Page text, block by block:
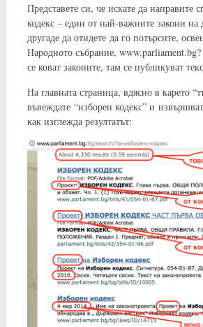
Представете си, че искате да направите
кодекс – един от най-важните закони на
другаде да отидете да го потърсите,
Народното събрание,
се коват законите, там се публикуват
На главната страница, вдясно в карето
въвеждате “изборен кодекс” и
как изглежда резултатът: